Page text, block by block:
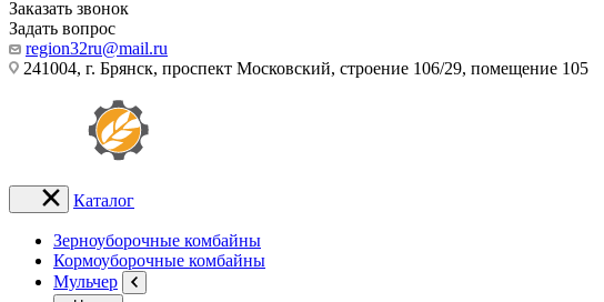
Заказать звонок
Задать вопрос
region32ru@mail.ru
241004, г. Брянск, проспект Московский, строение 106/29, помещение 105
Каталог
Зерноуборочные комбайны
Кормоуборочные комбайны
Мульчер